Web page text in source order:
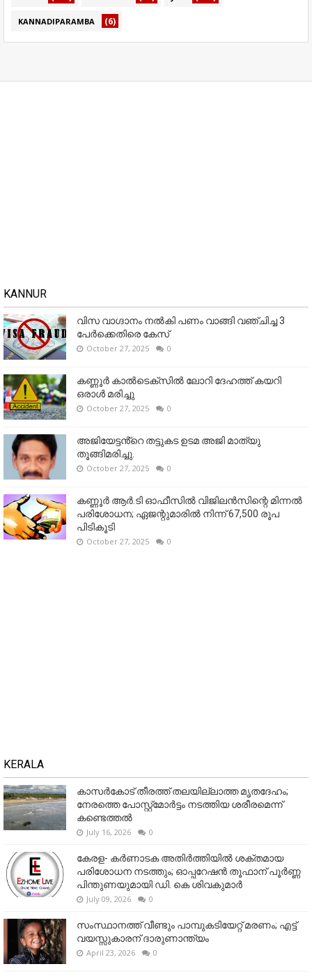
KANNADIPARAMBA (6)
KANNUR
വിസ വാഗ്ദാനം നൽകി പണം വാങ്ങി വഞ്ചിച്ച 3
പേർക്കെതിരെ കേസ്
October 27, 2025 0
കണ്ണൂര്‍ കാല്‍ടെക്‌സില്‍ ലോറി ദേഹത്ത് കയറി
ഒരാള്‍ മരിച്ചു
October 27, 2025 0
അജിയേട്ടൻ്റെ തട്ടുകട ഉടമ അജി മാത്യു
തൂങ്ങിമരിച്ചു.
October 27, 2025 0
കണ്ണൂര്‍ ആര്‍.ടി ഓഫീസില്‍ വിജിലൻസിന്റെ മിന്നല്‍
പരിശോധന; ഏജന്റുമാരില്‍ നിന്ന് 67,500 രൂപ
പിടികൂടി
October 27, 2025 0
KERALA
കാസർകോട് തീരത്ത് തലയില്ലാത്ത മൃതദേഹം;
നേരത്തെ പോസ്റ്റ്‌മോർട്ടം നടത്തിയ ശരീരമെന്ന്
കണ്ടെത്തൽ
July 16, 2026 0
കേരള- കർണാടക അതിർത്തിയിൽ ശക്തമായ
പരിശോധന നടത്തും; ഓപ്പറേഷൻ തൂഫാന് പൂർണ്ണ
പിന്തുണയുമായി ഡി. കെ ശിവകുമാർ
July 09, 2026 0
സംസ്ഥാനത്ത് വീണ്ടും പാമ്പുകടിയേറ്റ് മരണം; എട്ട്
വയസ്സുകാരന് ദാരുണാന്ത്യം
April 23, 2026 0